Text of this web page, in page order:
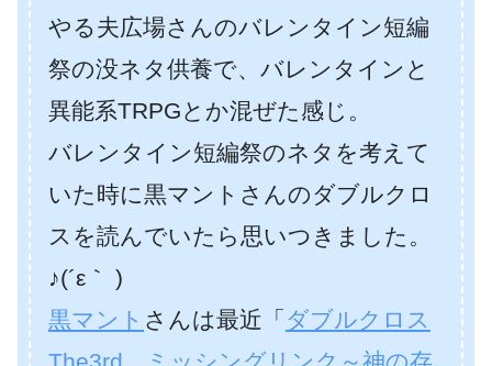
やる夫広場さんのバレンタイン短編
祭の没ネタ供養で、バレンタインと
異能系TRPGとか混ぜた感じ。
バレンタイン短編祭のネタを考えて
いた時に黒マントさんのダブルクロ
スを読んでいたら思いつきました。
♪(´ε｀ )
黒マント さんは最近「 ダブルクロス